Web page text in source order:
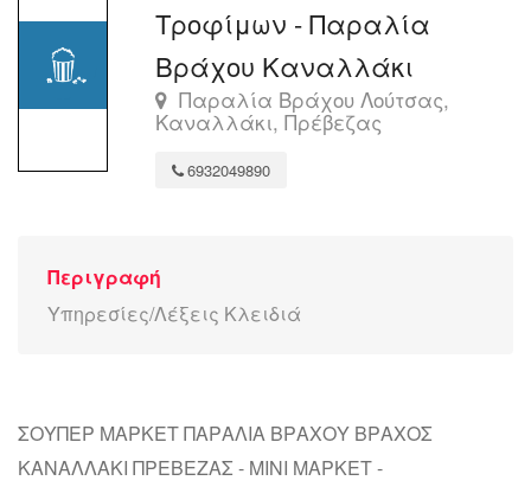
Τροφίμων - Παραλία
Βράχου Καναλλάκι
Παραλία Βράχου Λούτσας,
Καναλλάκι, Πρέβεζας
6932049890
Περιγραφή
Υπηρεσίες/Λέξεις Κλειδιά
ΣΟΥΠΕΡ ΜΑΡΚΕΤ ΠΑΡΑΛΙΑ ΒΡΑΧΟΥ ΒΡΑΧΟΣ
ΚΑΝΑΛΛΑΚΙ ΠΡΕΒΕΖΑΣ - ΜΙΝΙ ΜΑΡΚΕΤ -